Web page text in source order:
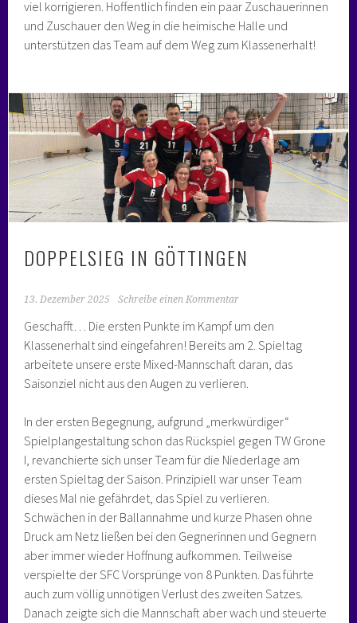
viel korrigieren. Hoffentlich finden ein paar Zuschauerinnen
und Zuschauer den Weg in die heimische Halle und
unterstützen das Team auf dem Weg zum Klassenerhalt!
DOPPELSIEG IN GÖTTINGEN
13. Dezember 2025 Schreibe einen Kommentar
Geschafft… Die ersten Punkte im Kampf um den
Klassenerhalt sind eingefahren! Bereits am 2. Spieltag
arbeitete unsere erste Mixed-Mannschaft daran, das
Saisonziel nicht aus den Augen zu verlieren.
In der ersten Begegnung, aufgrund „merkwürdiger“
Spielplangestaltung schon das Rückspiel gegen TW Grone
I, revanchierte sich unser Team für die Niederlage am
ersten Spieltag der Saison. Prinzipiell war unser Team
dieses Mal nie gefährdet, das Spiel zu verlieren.
Schwächen in der Ballannahme und kurze Phasen ohne
Druck am Netz ließen bei den Gegnerinnen und Gegnern
aber immer wieder Hoffnung aufkommen. Teilweise
verspielte der SFC Vorsprünge von 8 Punkten. Das führte
auch zum völlig unnötigen Verlust des zweiten Satzes.
Danach zeigte sich die Mannschaft aber wach und steuerte